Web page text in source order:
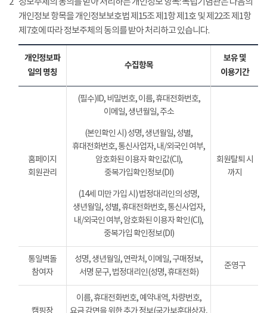
개인정보 항목을 개인정보보호법 제15조 제1항 제1호 및 제22조 제1항
제7호에 따라 정보주체의 동의를 받아 처리하고 있습니다.
개인정보파
일의 명칭
수집항목
보유 및
이용기간
홈페이지
회원관리
(필수)ID, 비밀번호, 이름, 휴대전화번호,
이메일, 생년월일, 주소
(본인확인 시) 성명, 생년월일, 성별,
휴대전화번호, 통신사업자, 내/외국인 여부,
암호화된 이용자 확인값(CI),
중복가입확인정보(DI)
(14세 미만 가입 시) 법정대리인의 성명,
생년월일, 성별, 휴대전화번호, 통신사업자,
내/외국인 여부, 암호화된 이용자 확인(CI),
중복가입 확인정보(DI)
회원탈퇴 시
까지
통일벽돌
참여자
성명, 생년월일, 연락처, 이메일, 구매정보,
서명 문구, 법정대리인(성명, 휴대전화)
준영구
캠핑장
이름, 휴대전화번호, 예약내역, 차량번호,
요금 감면을 위한 추가 정보(국가보훈대상자,